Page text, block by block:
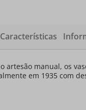
Características
manual, os
em 1935 com